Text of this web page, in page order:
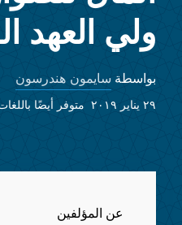
ولي العهد
بواسطة سايمون هندرسون
٢٩ يناير ٢٠١٩ متوفر أيضًا
عن المؤلفين